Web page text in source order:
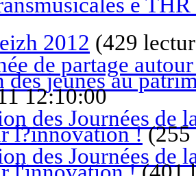
2012 (429
de partage
des jeunes au
12:10:00
des Journées de
l?innovation !(255
des Journées de